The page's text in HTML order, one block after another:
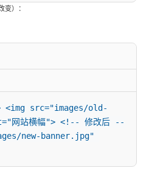
变）：
src="images/old-
网站横幅"> <!-- 修改后 --
new-banner.jpg"